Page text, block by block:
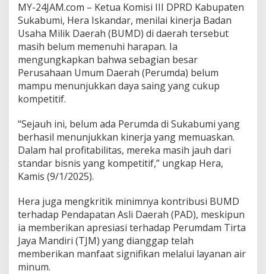
n
e
r
a
B
U
M
D
k
a
b
u
m
a
n
g
B
e
l
MY-24JAM.com – Ketua Komisi III DPRD Kabupaten
Sukabumi, Hera Iskandar, menilai kinerja Badan
Usaha Milik Daerah (BUMD) di daerah tersebut
masih belum memenuhi harapan. Ia
mengungkapkan bahwa sebagian besar
Perusahaan Umum Daerah (Perumda) belum
mampu menunjukkan daya saing yang cukup
kompetitif.
“Sejauh ini, belum ada Perumda di Sukabumi yang
berhasil menunjukkan kinerja yang memuaskan.
Dalam hal profitabilitas, mereka masih jauh dari
standar bisnis yang kompetitif,” ungkap Hera,
Kamis (9/1/2025).
Hera juga mengkritik minimnya kontribusi BUMD
terhadap Pendapatan Asli Daerah (PAD), meskipun
ia memberikan apresiasi terhadap Perumdam Tirta
Jaya Mandiri (TJM) yang dianggap telah
memberikan manfaat signifikan melalui layanan air
minum.